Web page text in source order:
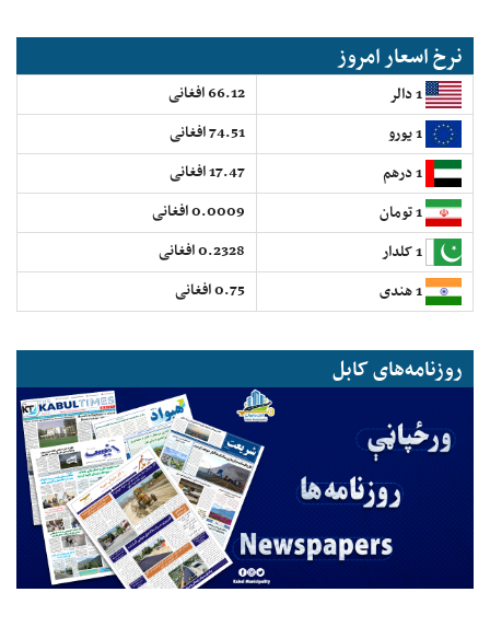
نرخ اسعار امروز
66.12 افغانی
74.51 افغانی
17.47 افغانی
0.0009 افغانی
0.2328 افغانی
0.75 افغانی
روزنامه‌های کابل